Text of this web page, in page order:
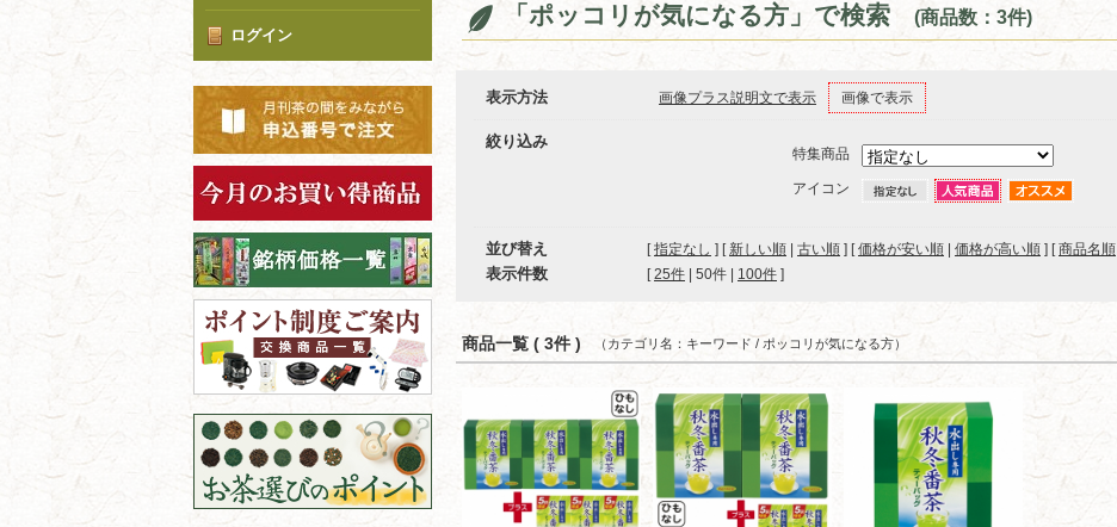
ログイン
「ポッコリが気になる方」で検索 (商品数：3件)
表示方法 画像プラス説明文で表示 画像で表示
絞り込み
特集商品
アイコン
並び替え [指定なし ] [ 新しい順 古い順 ] [価格が安い順 価格が高い順 ] [商品名順
表示件数 [ 25件 50件 100件 ]
商品一覧 ( 3件 ) （カテゴリ名：キーワード / ポッコリが気になる方）